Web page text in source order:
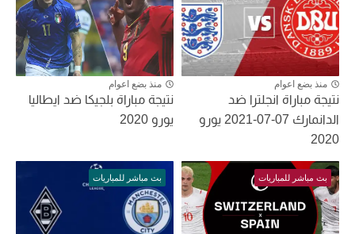
منذ بضع اعوام
نتيجة مباراة انجلترا ضد
الدانمارك 07-07-2021 يورو
2020
منذ بضع اعوام
نتيجة مباراة بلجيكا ضد ايطاليا
يورو 2020
بث مباشر للمباريات بث مباشر للمباريات